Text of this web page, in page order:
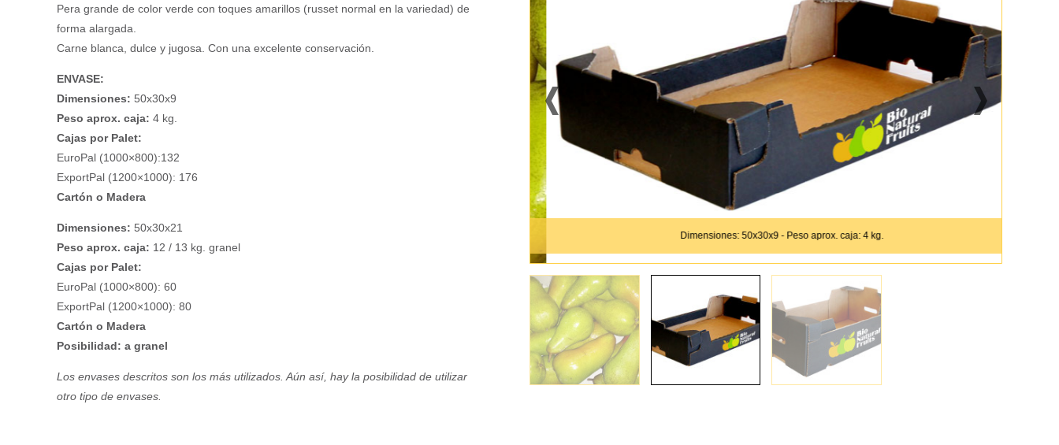
Pera grande de color verde con toques amarillos (russet normal en la variedad) de
forma alargada.
Carne blanca, dulce y jugosa. Con una excelente conservación.
ENVASE:
Dimensiones: 50x30x9
Peso aprox. caja: 4 kg.
Cajas por Palet:
EuroPal (1000×800):132
ExportPal (1200×1000): 176
Cartón o Madera
Dimensiones: 50x30x21
Peso aprox. caja: 12 / 13 kg. granel
Cajas por Palet:
EuroPal (1000×800): 60
ExportPal (1200×1000): 80
Cartón o Madera
Posibilidad: a granel
Los envases descritos son los más utilizados. Aún así, hay la posibilidad de utilizar
otro tipo de envases.
Dimensiones: 50x30x9 - Peso aprox. caja: 4 kg.